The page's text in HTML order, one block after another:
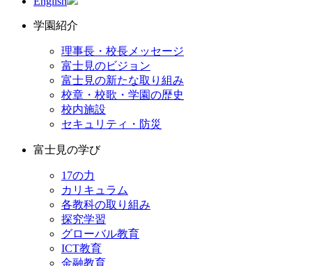
学園紹介
理事長・校長メッセージ
富士見のビジョン
富士見の新たな取り組み
校章・校歌・学園の歴史
校内施設
セキュリティ・防災
富士見の学び
17の力
カリキュラム
各教科の取り組み
探究学習
グローバル教育
ICT教育
金融教育